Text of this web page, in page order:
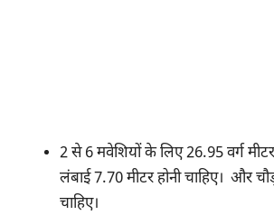
2 से 6 मवेशियों के लिए 26.95 वर्ग
लंबाई 7.70 मीटर होनी चाहिए। और
चाहिए।